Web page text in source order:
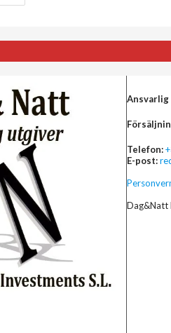
Telefon:
E-post:
Dag&Natt